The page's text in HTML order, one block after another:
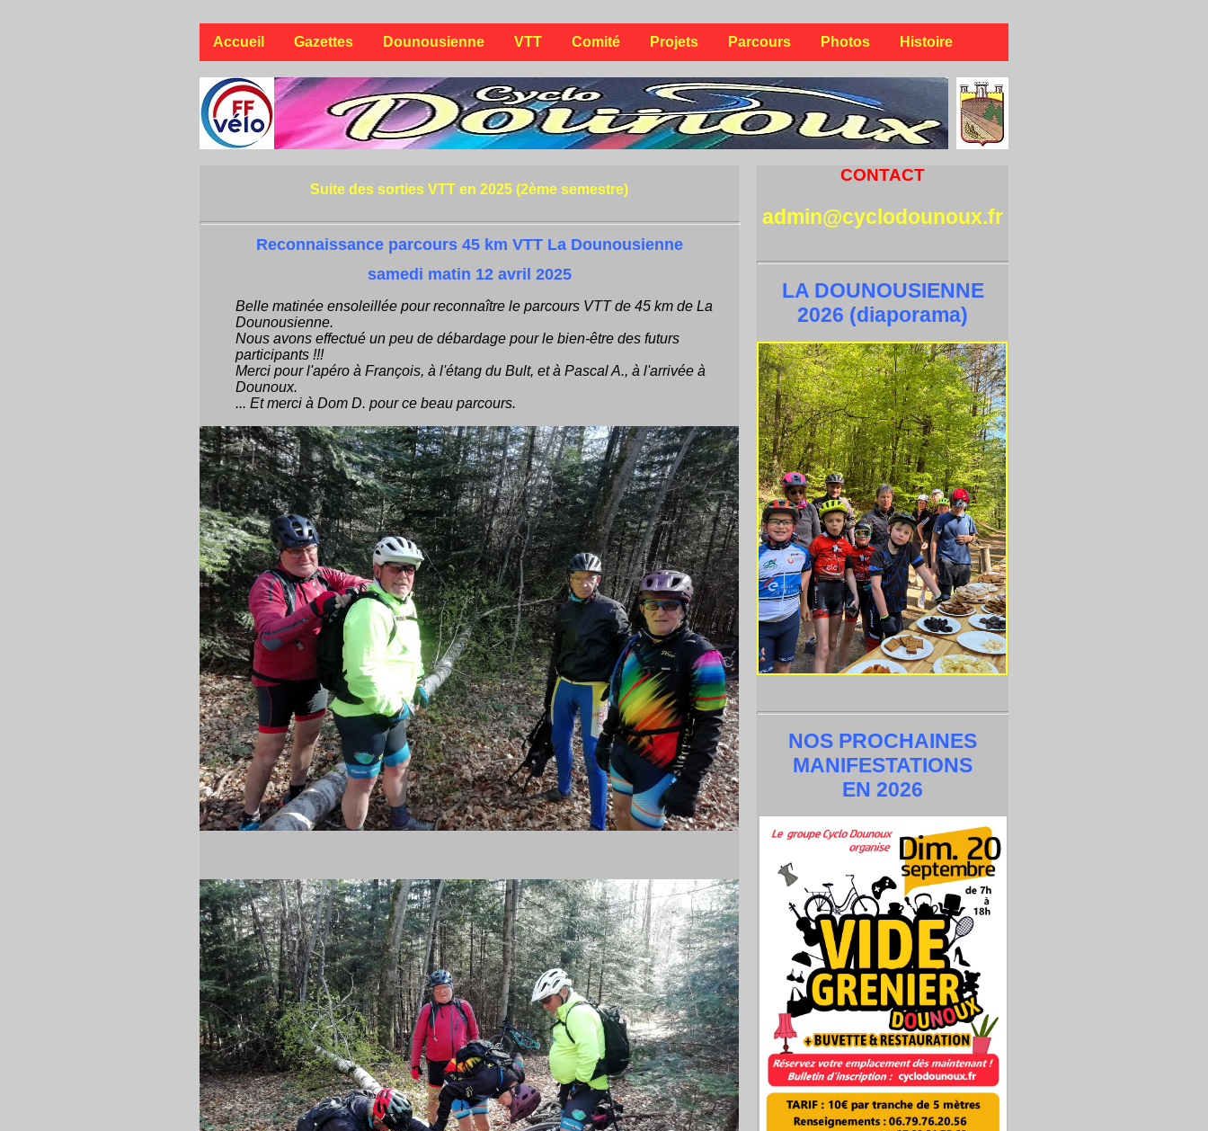
Accueil Gazettes Dounousienne VTT Comité Projets Parcours Photos Histoire
Suite des sorties VTT en 2025 (2ème semestre)
Reconnaissance parcours 45 km VTT La Dounousienne
samedi matin 12 avril 2025
Belle matinée ensoleillée pour reconnaître le parcours VTT de 45 km de La
Dounousienne.
Nous avons effectué un peu de débardage pour le bien-être des futurs
participants !!!
Merci pour l'apéro à François, à l'étang du Bult, et à Pascal A., à l'arrivée à
Dounoux.
... Et merci à Dom D. pour ce beau parcours.
CONTACT
admin@cyclodounoux.fr
LA DOUNOUSIENNE
2026 (diaporama)
NOS PROCHAINES
MANIFESTATIONS
EN 2026